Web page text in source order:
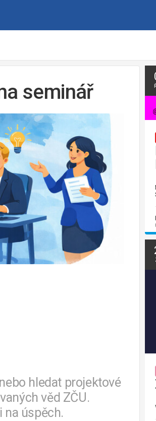
seminář
hledat projektové
věd ZČU.
na úspěch.